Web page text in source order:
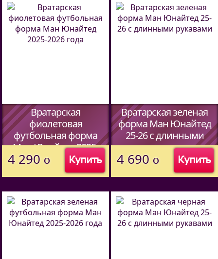
Вратарская
фиолетовая
футбольная форма
Ман Юнайтед 2025-
2026 годаКупить
4 290 o
Вратарская зеленая
форма Ман Юнайтед
25-26 c длинными
рукавами
(Код:46807339 Купить
4 690 o